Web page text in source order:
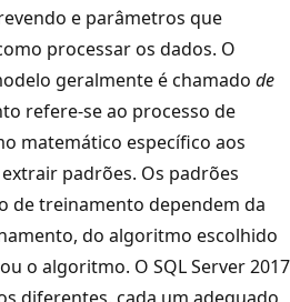
e parâmetros que
processar os dados. O
geralmente é chamado de
refere-se ao processo de
matemático específico aos
padrões. Os padrões
de treinamento dependem da
do algoritmo escolhido
o algoritmo. O SQL Server 2017
diferentes, cada um adequado